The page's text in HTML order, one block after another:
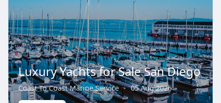
Luxury Yachts for Sale San Diego
Coast To Coast Marine Service · 05 Aug 2026